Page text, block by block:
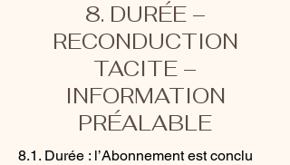
8. DURÉE –
RECONDUCTION
TACITE –
INFORMATION
PRÉALABLE
8.1. Durée : l’Abonnement est conclu